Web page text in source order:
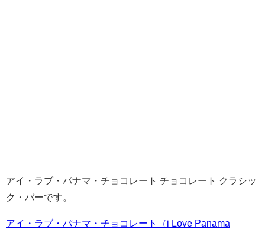
アイ・ラブ・パナマ・チョコレート チョコレート クラシッ
ク・バーです。
アイ・ラブ・パナマ・チョコレート（i Love Panama